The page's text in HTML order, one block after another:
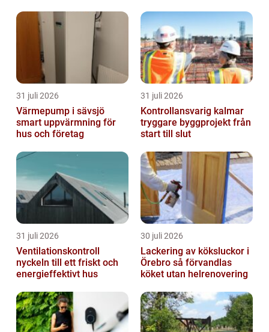
31 juli 2026
Värmepump i sävsjö
smart uppvärmning för
hus och företag
31 juli 2026
Kontrollansvarig kalmar
tryggare byggprojekt från
start till slut
31 juli 2026
Ventilationskontroll
nyckeln till ett friskt och
energieffektivt hus
30 juli 2026
Lackering av köksluckor i
Örebro så förvandlas
köket utan helrenovering